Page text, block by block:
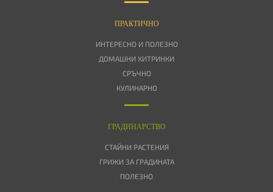
ПРАКТИЧНО
ИНТЕРЕСНО И ПОЛЕЗНО
ДОМАШНИ ХИТРИНКИ
СРЪЧНО
КУЛИНАРНО
ГРАДИНАРСТВО
СТАЙНИ РАСТЕНИЯ
ГРИЖИ ЗА ГРАДИНАТА
ПОЛЕЗНО